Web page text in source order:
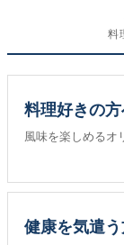
料
料理好きの
風味を楽しめるオ
健康を気遣